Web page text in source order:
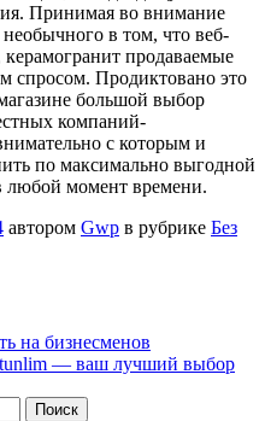
Принимая во внимание
необычного в том, что веб-
продаваемые
спросом. Продиктовано это
большой выбор
компаний-
с которым и
по максимально выгодной
любой момент времени.
автором Gwp в рубрике Без
на бизнесменов
— ваш лучший выбор